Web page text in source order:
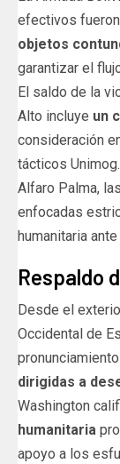
efectivos
objetos
garantizar el
El saldo de la
Alto incluye un
consideración
tácticos
Alfaro Palma,
enfocadas
humanitaria
Respaldo
Desde el
Occidental de
dirigidas a
Washington
humanitaria
apoyo a los